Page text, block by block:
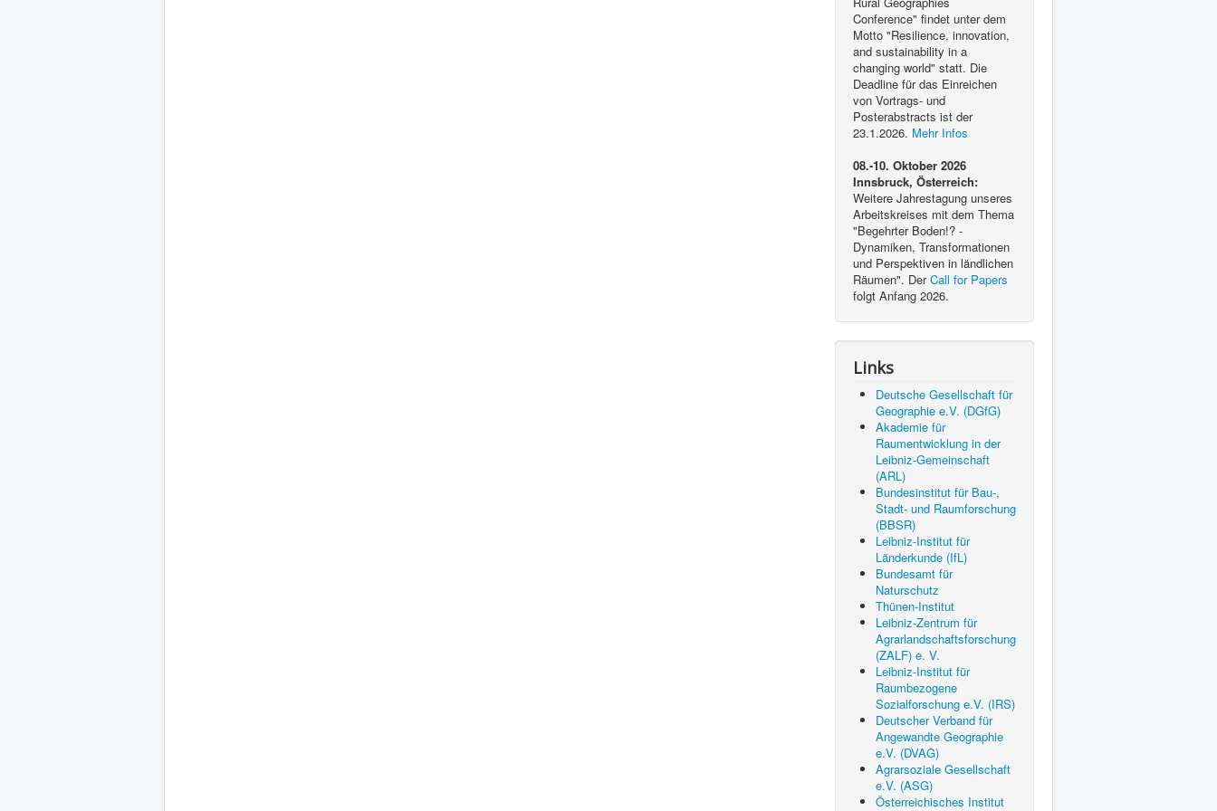
Conference" findet unter dem
Motto "Resilience, innovation,
and sustainability in a
changing world" statt. Die
Deadline für das Einreichen
von Vortrags- und
Posterabstracts ist der
23.1.2026. Mehr Infos
08.-10. Oktober 2026
Innsbruck, Österreich:
Weitere Jahrestagung unseres
Arbeitskreises mit dem Thema
"Begehrter Boden!? -
Dynamiken, Transformationen
und Perspektiven in ländlichen
Räumen". DerCall for Papers
folgt Anfang 2026.
Links
Deutsche Gesellschaft für
Geographie e.V. (DGfG)
Akademie für
Raumentwicklung in der
Leibniz-Gemeinschaft
(ARL)
Bundesinstitut für Bau-,
Stadt- und Raumforschung
(BBSR)
Leibniz-Institut für
Länderkunde (IfL)
Bundesamt für
Naturschutz
Thünen-Institut
Leibniz-Zentrum für
Agrarlandschaftsforschung
(ZALF) e. V.
Leibniz-Institut für
Raumbezogene
Sozialforschung e.V. (IRS)
Deutscher Verband für
Angewandte Geographie
e.V. (DVAG)
Agrarsoziale Gesellschaft
e.V. (ASG)
Österreichisches Institut